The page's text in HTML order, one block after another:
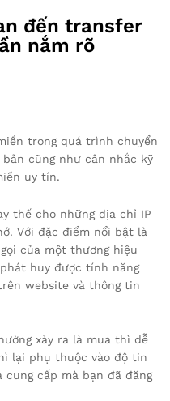
đến transfer
nắm rõ
trong quá trình chuyển
cũng như cân nhắc kỹ
uy tín.
thế cho những địa chỉ IP
Với đặc điểm nổi bật là
của một thương hiệu
huy được tính năng
website và thông tin
xảy ra là mua thì dễ
lại phụ thuộc vào độ tin
cấp mà bạn đã đăng